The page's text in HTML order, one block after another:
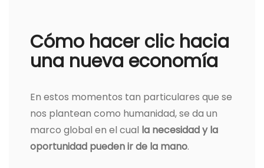
Cómo hacer clic hacia
una nueva economía
En estos momentos tan particulares que se
nos plantean como humanidad, se da un
marco global en el cual la necesidad y la
oportunidad pueden ir de la mano.